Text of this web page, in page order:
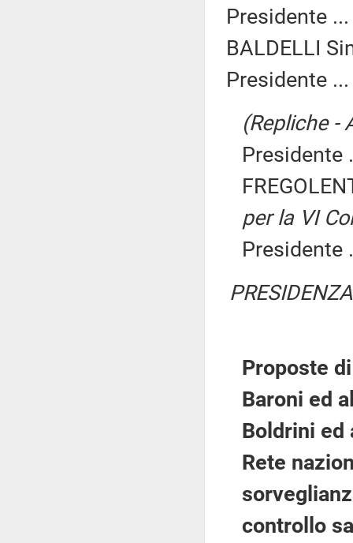
Presidente
BALDELLI
Presidente
(Repliche -
Presidente
per la VI
Presidente
Proposte
Baroni ed
Boldrini ed
Rete
controllo